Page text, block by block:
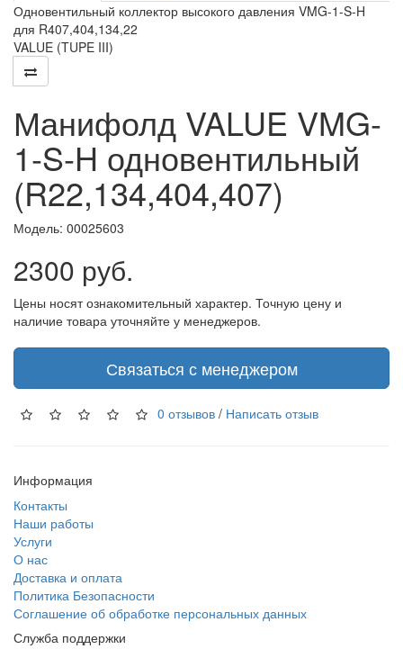
Одновентильный коллектор высокого давления VMG-1-S-H
для R407,404,134,22
VALUE (TUPE III)
Манифолд VALUE VMG-
1-S-H одновентильный
(R22,134,404,407)
Модель: 00025603
2300 руб.
Цены носят ознакомительный характер. Точную цену и
наличие товара уточняйте у менеджеров.
Связаться с менеджером
0 отзывов / Написать отзыв
Информация
Контакты
Наши работы
Услуги
О нас
Доставка и оплата
Политика Безопасности
Соглашение об обработке персональных данных
Служба поддержки